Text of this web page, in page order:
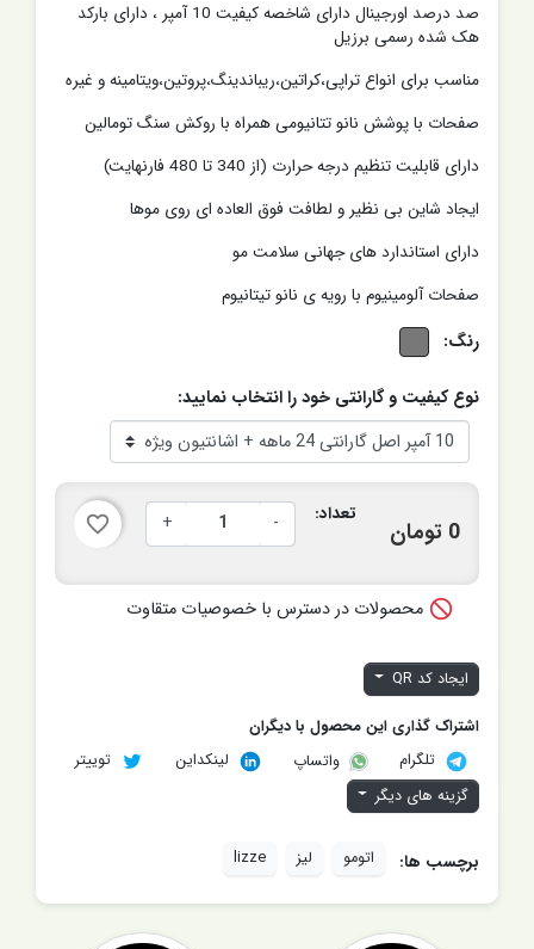
صد درصد اورجینال دارای شاخصه کیفیت 10 آمپر ، دارای بارکد
هک شده رسمی برزیل
مناسب برای انواع تراپی،کراتین،ریباندینگ،پروتین،ویتامینه و غیره
صفحات با پوشش نانو تتانیومی همراه با روکش سنگ تومالین
دارای قابلیت تنظیم درجه حرارت (از 340 تا 480 فارنهایت)
ایجاد شاین بی نظیر و لطافت فوق العاده ای روی موها
دارای استاندارد های جهانی سلامت مو
صفحات آلومینیوم با رویه ی نانو تیتانیوم
رنگ:
نوع کیفیت و گارانتی خود را انتخاب نمایید:
0 تومان
تعداد: -
+
favorite_border
 محصولات در دسترس با خصوصیات متقاوت
ایجاد کد QR
اشتراک گذاری این محصول با دیگران
تلگرام
واتساپ لینکداین
توییتر
گزینه های دیگر
برچسب ها: اتومو لیز lizze